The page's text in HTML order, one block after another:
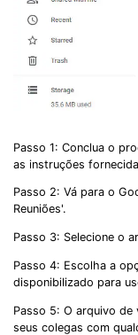
Passo 1: Conclua o
as instruções
Passo 2: Vá para o
Reuniões'.
Passo 3: Selecione o
Passo 4: Escolha a
disponibilizado para
Passo 5: O arquivo
seus colegas com